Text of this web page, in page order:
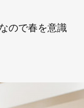
ので春を意識